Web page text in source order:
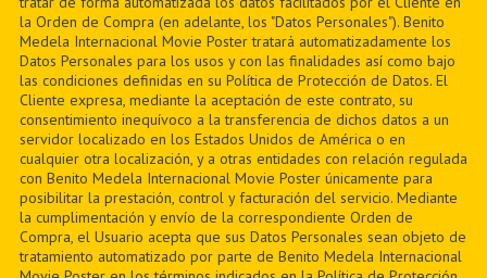
la Orden de Compra (en adelante, los "Datos Personales"). Benito
Medela Internacional Movie Poster tratará automatizadamente los
Datos Personales para los usos y con las finalidades así como bajo
las condiciones definidas en su Política de Protección de Datos. El
Cliente expresa, mediante la aceptación de este contrato, su
consentimiento inequívoco a la transferencia de dichos datos a un
servidor localizado en los Estados Unidos de América o en
cualquier otra localización, y a otras entidades con relación regulada
con Benito Medela Internacional Movie Poster únicamente para
posibilitar la prestación, control y facturación del servicio. Mediante
la cumplimentación y envío de la correspondiente Orden de
Compra, el Usuario acepta que sus Datos Personales sean objeto de
tratamiento automatizado por parte de Benito Medela Internacional